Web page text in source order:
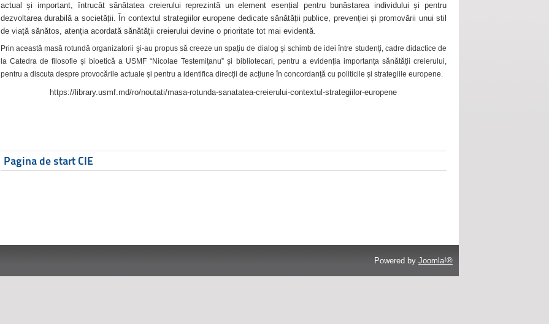
actual și important, întrucât sănătatea creierului reprezintă un element esențial pentru bunăstarea individului și pentru
dezvoltarea durabilă a societății. În contextul strategiilor europene dedicate sănătății publice, prevenției și promovării unui stil
de viață sănătos, atenția acordată sănătății creierului devine o prioritate tot mai evidentă.
Prin această masă rotundă organizatorii şi-au propus să creeze un spațiu de dialog și schimb de idei între studenți, cadre didactice de
la Catedra de filosofie și bioetică a USMF “Nicolae Testemițanu” și bibliotecari, pentru a evidenția importanța sănătății creierului,
pentru a discuta despre provocările actuale și pentru a identifica direcții de acțiune în concordanță cu politicile și strategiile europene.
https://library.usmf.md/ro/noutati/masa-rotunda-sanatatea-creierului-contextul-strategiilor-europene
Pagina de start CIE
Powered by Joomla!®